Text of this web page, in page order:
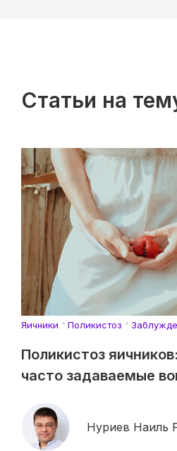
Статьи на
Яичники Поликистоз
Поликистоз
часто задаваемые
Нуриев Наиль